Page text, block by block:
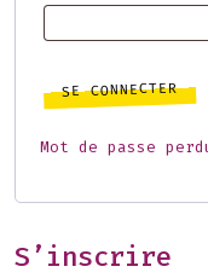
SE CONNECTER
Mot de passe
S’inscrire